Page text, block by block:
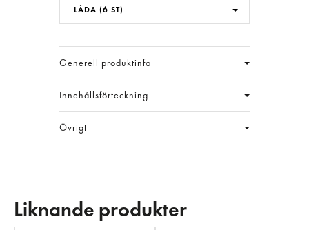
LÅDA (6 ST)
Generell produktinfo
Innehållsförteckning
Övrigt
Liknande produkter